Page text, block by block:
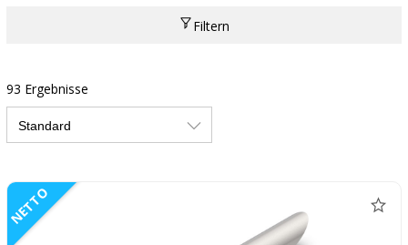
Filtern
93 Ergebnisse
NETTO